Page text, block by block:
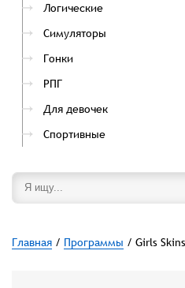
Логические
Симуляторы
Гонки
РПГ
Для девочек
Спортивные
Главная / Программы / Girls